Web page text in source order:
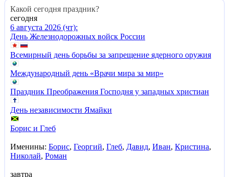
Какой сегодня праздник?
сегодня
6 августа 2026 (чт):
День Железнодорожных войск России
Всемирный день борьбы за запрещение ядерного оружия
Международный день «Врачи мира за мир»
Праздник Преображения Господня у западных христиан
День независимости Ямайки
Борис и Глеб
Именины: Борис, Георгий, Глеб, Давид, Иван, Кристина,
Николай, Роман
завтра